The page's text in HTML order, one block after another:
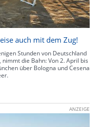
auch mit dem Zug!
Stunden von Deutschland
die Bahn: Von 2. April bis
über Bologna und Cesena
ANZEIGE